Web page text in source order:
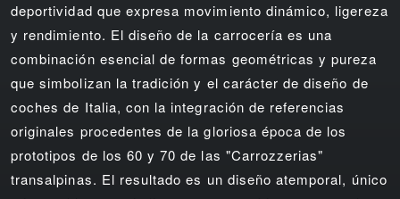
deportividad que expresa movimiento dinámico, ligereza
y rendimiento. El diseño de la carrocería es una
combinación esencial de formas geométricas y pureza
que simbolizan la tradición y el carácter de diseño de
coches de Italia, con la integración de referencias
originales procedentes de la gloriosa época de los
prototipos de los 60 y 70 de las "Carrozzerias"
transalpinas. El resultado es un diseño atemporal, único